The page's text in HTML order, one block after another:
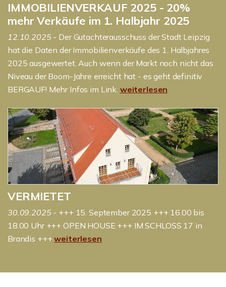
IMMOBILIENVERKAUF 2025 - 20%
mehr Verkäufe im 1. Halbjahr 2025
12.10.2025- Der Gutachterausschuss der Stadt Leipzig
hat die Daten der Immobilienverkäufe des 1. Halbjahres
2025 ausgewertet. Auch wenn der Markt noch nicht das
Niveau der Boom-Jahre erreicht hat - es geht definitiv
BERGAUF! Mehr Infos im Link. weiterlesen
VERMIETET
30.09.2025- +++ 15. September 2025 +++ 16.00 bis
18.00 Uhr +++ OPEN HOUSE +++ IM SCHLOSS 17 in
Brandis +++weiterlesen